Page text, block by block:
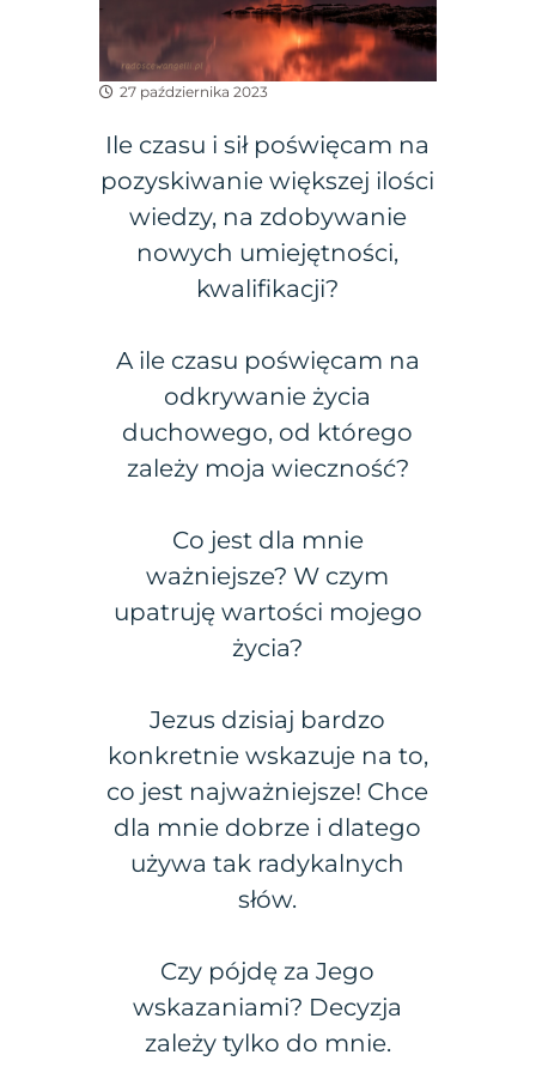
27 października 2023
Ile czasu i sił poświęcam na
pozyskiwanie większej ilości
wiedzy, na zdobywanie
nowych umiejętności,
kwalifikacji?
A ile czasu poświęcam na
odkrywanie życia
duchowego, od którego
zależy moja wieczność?
Co jest dla mnie
ważniejsze? W czym
upatruję wartości mojego
życia?
Jezus dzisiaj bardzo
konkretnie wskazuje na to,
co jest najważniejsze! Chce
dla mnie dobrze i dlatego
używa tak radykalnych
słów.
Czy pójdę za Jego
wskazaniami? Decyzja
zależy tylko do mnie.